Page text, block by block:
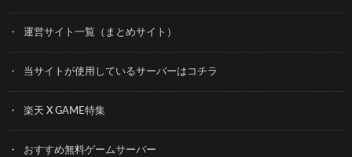
運営サイト一覧（まとめサイト）
当サイトが使用しているサーバーはコチラ
楽天 X GAME特集
おすすめ無料ゲームサーバー